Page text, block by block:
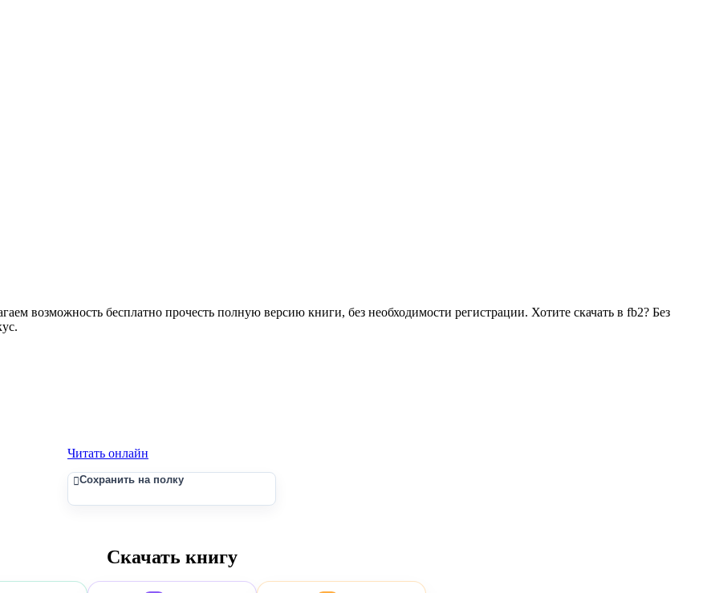
возможность бесплатно прочесть полную версию книги, без необходимости регистрации. Хотите скачать в fb2? Без
Читать онлайн
Сохранить на полку
Скачать книгу